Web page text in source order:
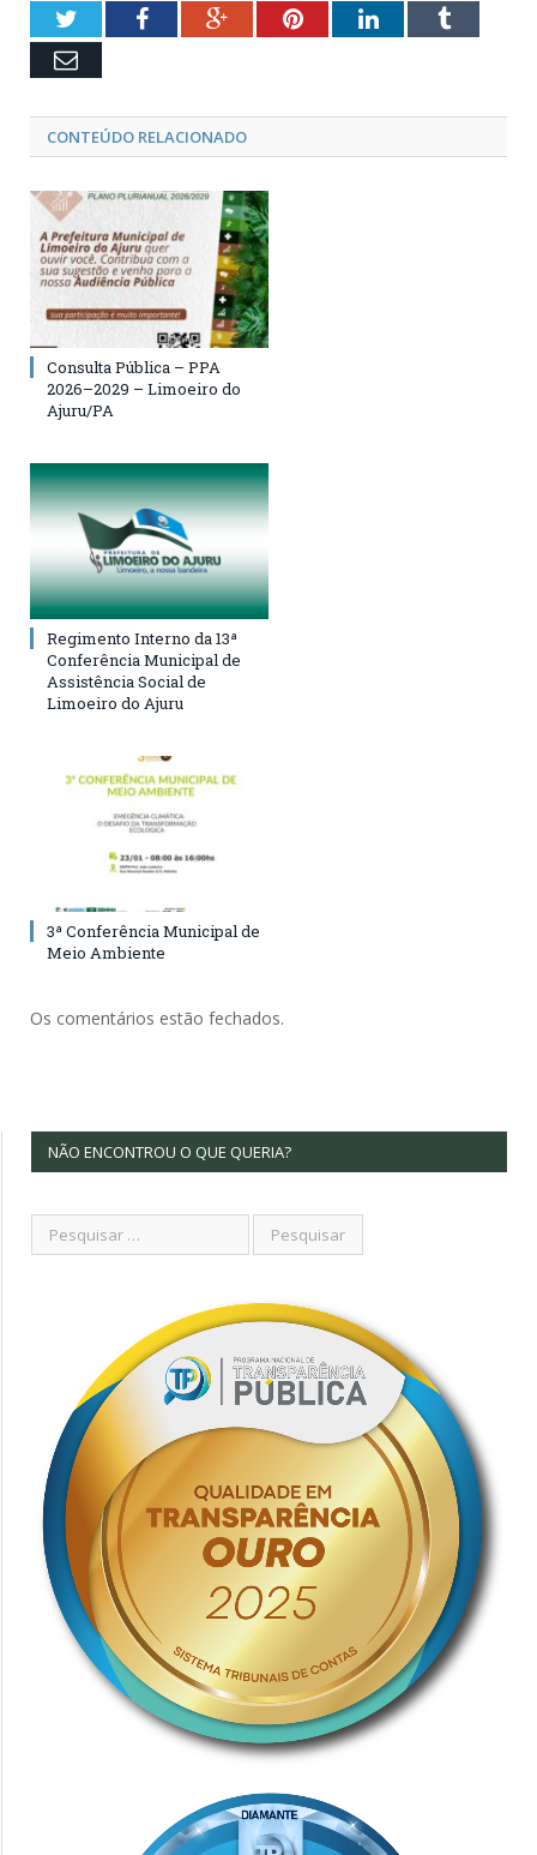
TwitterFacebookGoogle+PinterestLinkedInTumblr
Email
CONTEÚDO RELACIONADO
Consulta Pública – PPA
2026–2029 – Limoeiro do
Ajuru/PA
Regimento Interno da 13ª
Conferência Municipal de
Assistência Social de
Limoeiro do Ajuru
3ª Conferência Municipal de
Meio Ambiente
Os comentários estão fechados.
NÃO ENCONTROU O QUE QUERIA?